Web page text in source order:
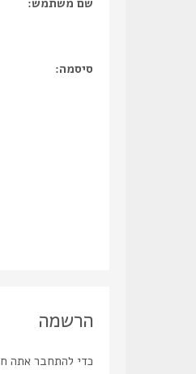
סיסמה:
הרשמה
כדי להתחבר אתה